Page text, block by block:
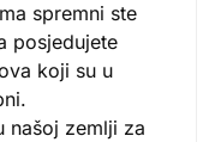
spremni ste
posjedujete
koji su u
našoj zemlji za